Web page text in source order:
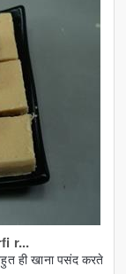
r...
ही खाना पसंद करते